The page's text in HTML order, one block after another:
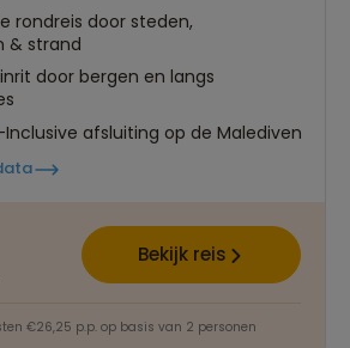
rondreis door steden,
& strand
door bergen en langs
Inclusive afsluiting op de Malediven
Bekijk reis
€26,25 p.p. op basis van 2 personen